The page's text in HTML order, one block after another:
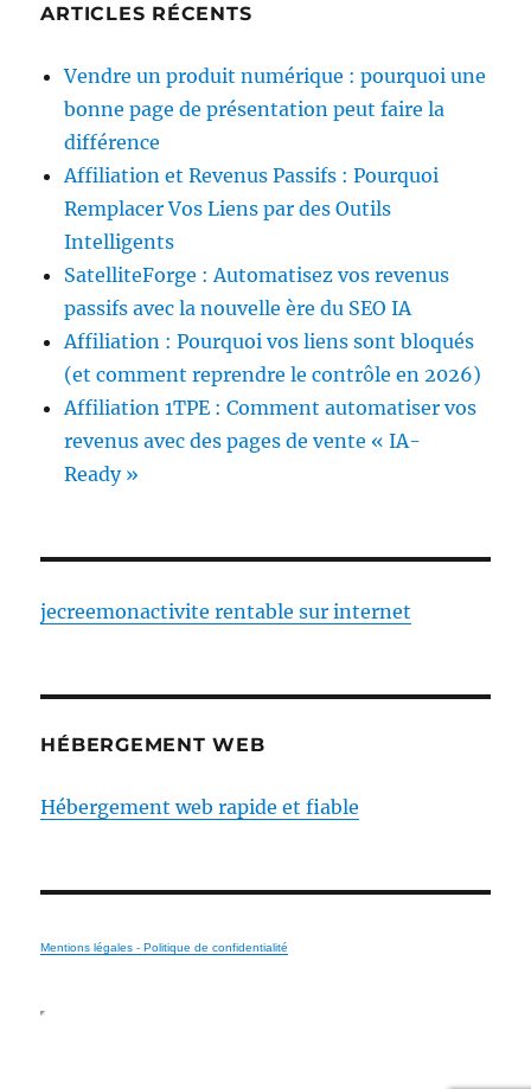
ARTICLES RÉCENTS
Vendre un produit numérique : pourquoi une
bonne page de présentation peut faire la
différence
Affiliation et Revenus Passifs : Pourquoi
Remplacer Vos Liens par des Outils
Intelligents
SatelliteForge : Automatisez vos revenus
passifs avec la nouvelle ère du SEO IA
Affiliation : Pourquoi vos liens sont bloqués
(et comment reprendre le contrôle en 2026)
Affiliation 1TPE : Comment automatiser vos
revenus avec des pages de vente « IA-
Ready »
jecreemonactivite rentable sur internet
HÉBERGEMENT WEB
Hébergement web rapide et fiable
Mentions légales - Politique de confidentialité